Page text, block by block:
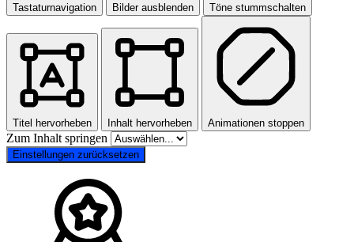
Tastaturnavigation Bilder ausblenden Töne stummschalten
Titel hervorheben Inhalt hervorheben Animationen stoppen
Zum Inhalt springen
Einstellungen zurücksetzen